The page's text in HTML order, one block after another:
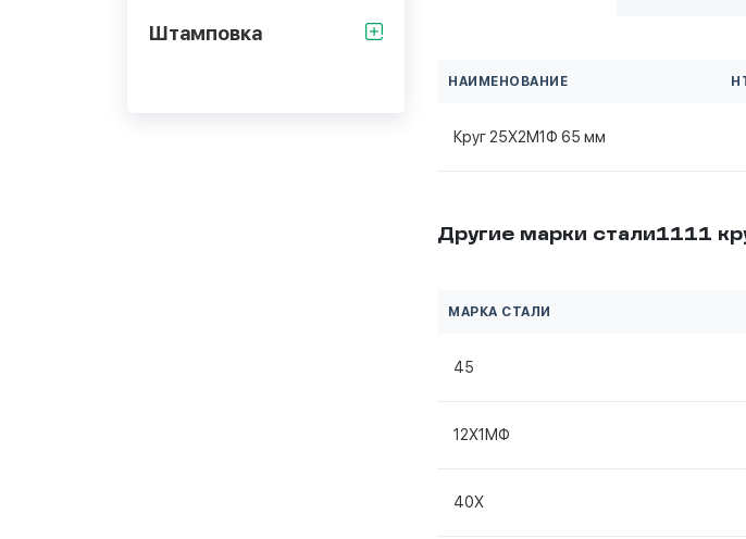
Штамповка
НАИМЕНОВАНИЕ
Круг 25Х2М1Ф 65 мм
Другие марки стали1111
МАРКА СТАЛИ
45
12Х1МФ
40Х